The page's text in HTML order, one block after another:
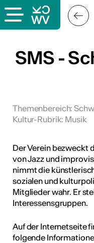
SMS -
Themenbereich:
Kultur-Rubrik: Musik
Der Verein bezweckt
von Jazz und
nimmt die
sozialen und
Mitglieder wahr. Er
Interessensgruppen.
Auf der Internetseite
folgende